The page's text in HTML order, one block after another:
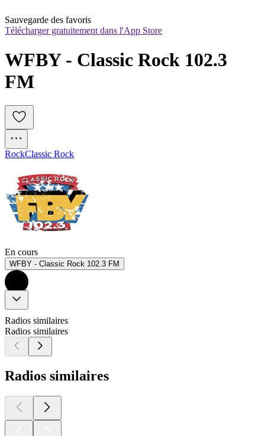
Sauvegarde des favoris
Télécharger gratuitement dans l'App Store
WFBY - Classic Rock 102.3
FM
RockClassic Rock
En cours
WFBY - Classic Rock 102.3 FM
Radios similaires
Radios similaires
Radios similaires